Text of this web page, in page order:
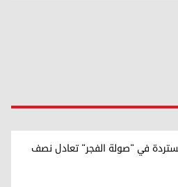
في "صولة الفجر" تعادل نصف